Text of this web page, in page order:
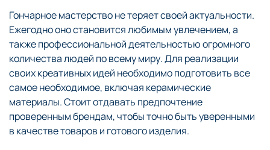
Гончарное мастерство не теряет своей актуальности.
Ежегодно оно становится любимым увлечением, а
также профессиональной деятельностью огромного
количества людей по всему миру. Для реализации
своих креативных идей необходимо подготовить все
самое необходимое, включая керамические
материалы. Стоит отдавать предпочтение
проверенным брендам, чтобы точно быть уверенными
в качестве товаров и готового изделия.